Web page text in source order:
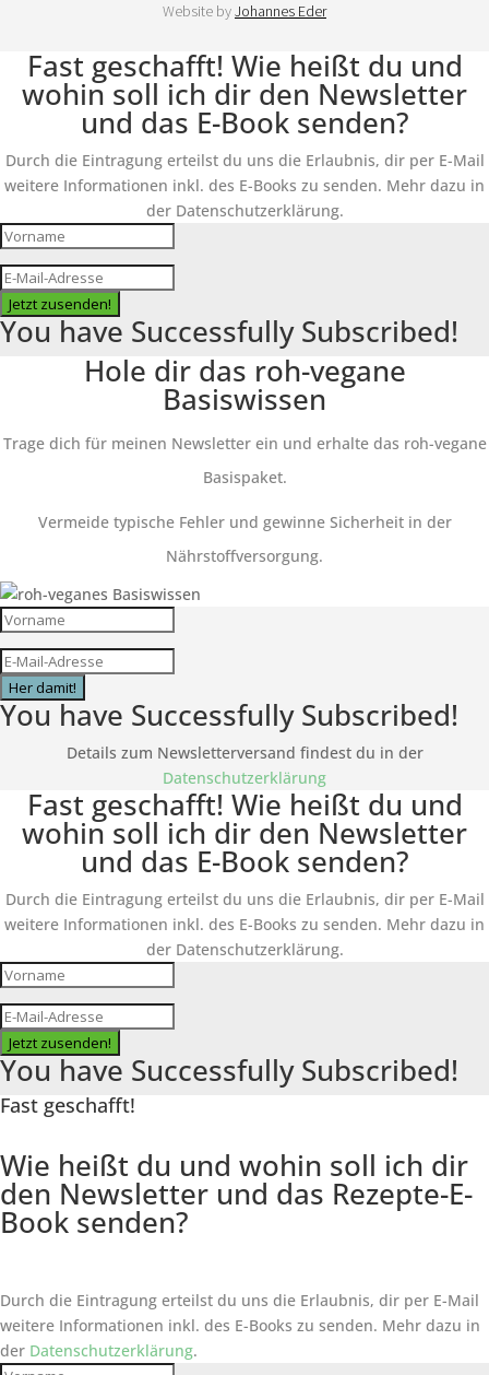
Website byJohannes Eder
Fast geschafft! Wie heißt du und
wohin soll ich dir den Newsletter
und das E-Book senden?
Durch die Eintragung erteilst du uns die Erlaubnis, dir per E-Mail
weitere Informationen inkl. des E-Books zu senden. Mehr dazu in
der Datenschutzerklärung.
Jetzt zusenden!
You have Successfully Subscribed!
Hole dir das roh-vegane
Basiswissen
Trage dich für meinen Newsletter ein und erhalte das roh-vegane
Basispaket.
Vermeide typische Fehler und gewinne Sicherheit in der
Nährstoffversorgung.
Her damit!
You have Successfully Subscribed!
Details zum Newsletterversand findest du in der
Datenschutzerklärung
Fast geschafft! Wie heißt du und
wohin soll ich dir den Newsletter
und das E-Book senden?
Durch die Eintragung erteilst du uns die Erlaubnis, dir per E-Mail
weitere Informationen inkl. des E-Books zu senden. Mehr dazu in
der Datenschutzerklärung.
Jetzt zusenden!
You have Successfully Subscribed!
Fast geschafft!
Wie heißt du und wohin soll ich dir
den Newsletter und das Rezepte-E-
Book senden?
Durch die Eintragung erteilst du uns die Erlaubnis, dir per E-Mail
weitere Informationen inkl. des E-Books zu senden. Mehr dazu in
der Datenschutzerklärung.